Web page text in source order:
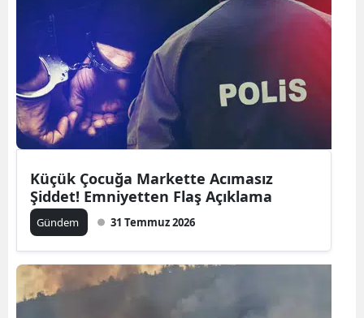
Küçük Çocuğa Markette Acımasız
Şiddet! Emniyetten Flaş Açıklama
Gündem 31 Temmuz 2026